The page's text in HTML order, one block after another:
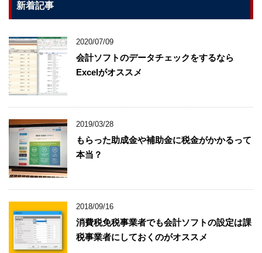
新着記事
2020/07/09
会計ソフトのデータチェックをするなら
Excelがオススメ
2019/03/28
もらった助成金や補助金に税金がかかるって
本当？
2018/09/16
消費税免税事業者でも会計ソフトの設定は課
税事業者にしておくのがオススメ